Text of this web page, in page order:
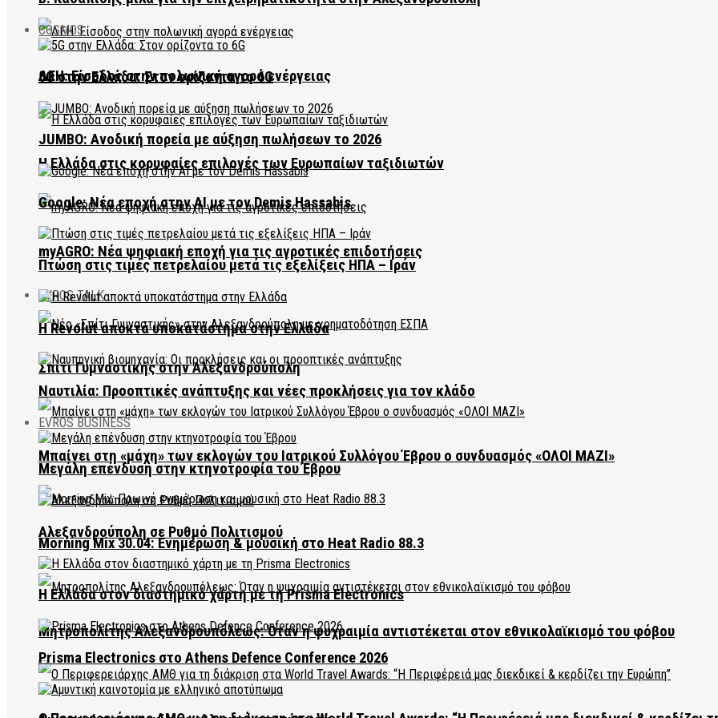
ΔΕΗ: Είσοδος στην πολωνική αγορά ενέργειας
Η Ελλάδα στις κορυφαίες επιλογές των Ευρωπαίων ταξιδιωτών
myAGRO: Νέα ψηφιακή εποχή για τις αγροτικές επιδοτήσεις
EVROS TALK
Σπίτι Γυμναστικής στην Αλεξανδρούπολη
Μπαίνει στη «μάχη» των εκλογών του Ιατρικού Συλλόγου Έβρου ο συνδυασμός «ΟΛΟΙ ΜΑΖΙ»
Morning Mix 30.04: Ενημέρωση & μουσική στο Heat Radio 88.3
Μητροπολίτης Αλεξανδρουπόλεως: Όταν η ψυχραιμία αντιστέκεται στον εθνικολαϊκισμό του φόβου
COSMOS
5G στην Ελλάδα: Στον ορίζοντα το 6G
JUMBO: Ανοδική πορεία με αύξηση πωλήσεων το 2026
Google: Νέα εποχή στην AI με τον Demis Hassabis
Πτώση στις τιμές πετρελαίου μετά τις εξελίξεις ΗΠΑ – Ιράν
Η Revolut αποκτά υποκατάστημα στην Ελλάδα
Ναυτιλία: Προοπτικές ανάπτυξης και νέες προκλήσεις για τον κλάδο
EVROS BUSINESS
Μεγάλη επένδυση στην κτηνοτροφία του Έβρου
Αλεξανδρούπολη σε Ρυθμό Πολιτισμού
Η Ελλάδα στον διαστημικό χάρτη με τη Prisma Electronics
Prisma Electronics στο Athens Defence Conference 2026